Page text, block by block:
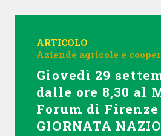
ARTICOLO
Aziende agricole e
Giovedì 29
dalle ore 8,30 al
Forum di Firenze
GIORNATA